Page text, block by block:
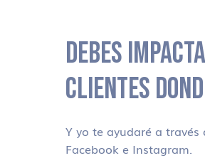
DEBES
CLIENTES
Y yo te ayudaré a
Facebook e Instagram.